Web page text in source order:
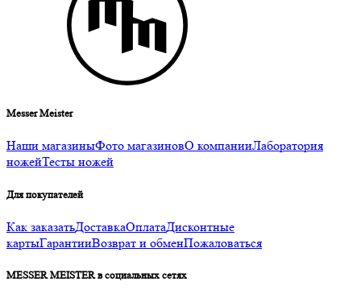
Messer Meister
Наши магазиныФото магазиновО компанииЛаборатория
ножейТесты ножей
Для покупателей
Как заказатьДоставкаОплатаДисконтные
картыГарантииВозврат и обменПожаловаться
MESSER MEISTER в социальных сетях